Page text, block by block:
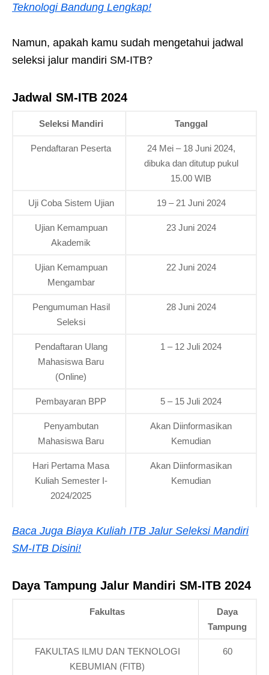
Teknologi Bandung Lengkap!
Namun, apakah kamu sudah mengetahui jadwal
seleksi jalur mandiri SM-ITB?
Jadwal SM-ITB 2024
Seleksi Mandiri Tanggal
Pendaftaran Peserta
24 Mei – 18 Juni 2024,
dibuka dan ditutup pukul
15.00 WIB
Uji Coba Sistem Ujian 19 – 21 Juni 2024
Ujian Kemampuan
Akademik
23 Juni 2024
Ujian Kemampuan
Mengambar
22 Juni 2024
Pengumuman Hasil
Seleksi
28 Juni 2024
Pendaftaran Ulang
Mahasiswa Baru
(Online)
1 – 12 Juli 2024
Pembayaran BPP 5 – 15 Juli 2024
Penyambutan
Mahasiswa Baru
Akan Diinformasikan
Kemudian
Hari Pertama Masa
Kuliah Semester I-
2024/2025
Akan Diinformasikan
Kemudian
Baca Juga Biaya Kuliah ITB Jalur Seleksi Mandiri
SM-ITB Disini!
Daya Tampung Jalur Mandiri SM-ITB 2024
Fakultas
Daya
Tampung
FAKULTAS ILMU DAN TEKNOLOGI
KEBUMIAN (FITB)
60